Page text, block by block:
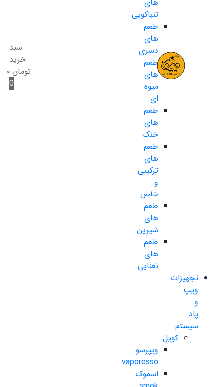
های
تنباکویی
طعم
های
دسری
طعم
های
میوه
ای
طعم
های
خنک
طعم
های
ترکیبی
و
خاص
طعم
های
شیرین
طعم
های
نعنایی
تجهیزات
ویپ
و
پاد
سیستم
کویل
ویپرسو
vaporesso
اسموک
سبد
خرید
تومان ۰
0